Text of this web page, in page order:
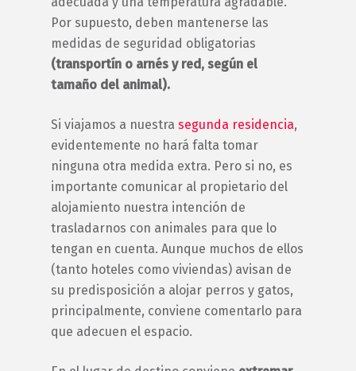
Por supuesto, deben mantenerse las
medidas de seguridad obligatorias
(transportín o arnés y red, según el
tamaño del animal).
Si viajamos a nuestra segunda residencia,
evidentemente no hará falta tomar
ninguna otra medida extra. Pero si no, es
importante comunicar al propietario del
alojamiento nuestra intención de
trasladarnos con animales para que lo
tengan en cuenta. Aunque muchos de ellos
(tanto hoteles como viviendas) avisan de
su predisposición a alojar perros y gatos,
principalmente, conviene comentarlo para
que adecuen el espacio.